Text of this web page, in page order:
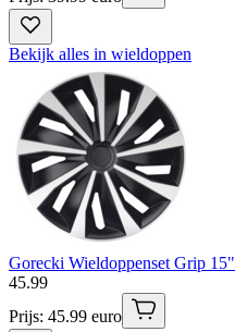
Bekijk alles in wieldoppen
Gorecki Wieldoppenset Grip 15"
45.99
Prijs: 45.99 euro